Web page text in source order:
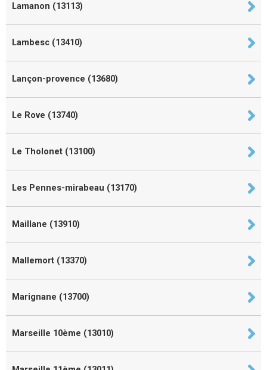
Lamanon (13113)
Lambesc (13410)
Lançon-provence (13680)
Le Rove (13740)
Le Tholonet (13100)
Les Pennes-mirabeau (13170)
Maillane (13910)
Mallemort (13370)
Marignane (13700)
Marseille 10ème (13010)